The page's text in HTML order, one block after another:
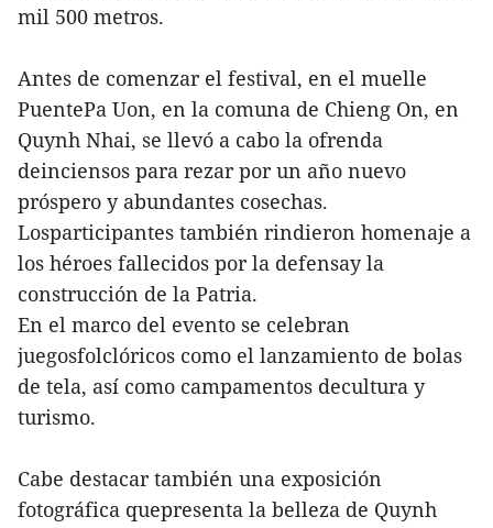
mil 500 metros.
Antes de comenzar el festival, en el muelle
PuentePa Uon, en la comuna de Chieng On, en
Quynh Nhai, se llevó a cabo la ofrenda
deinciensos para rezar por un año nuevo
próspero y abundantes cosechas.
Losparticipantes también rindieron homenaje a
los héroes fallecidos por la defensay la
construcción de la Patria.
En el marco del evento se celebran
juegosfolclóricos como el lanzamiento de bolas
de tela, así como campamentos decultura y
turismo.
Cabe destacar también una exposición
fotográfica quepresenta la belleza de Quynh